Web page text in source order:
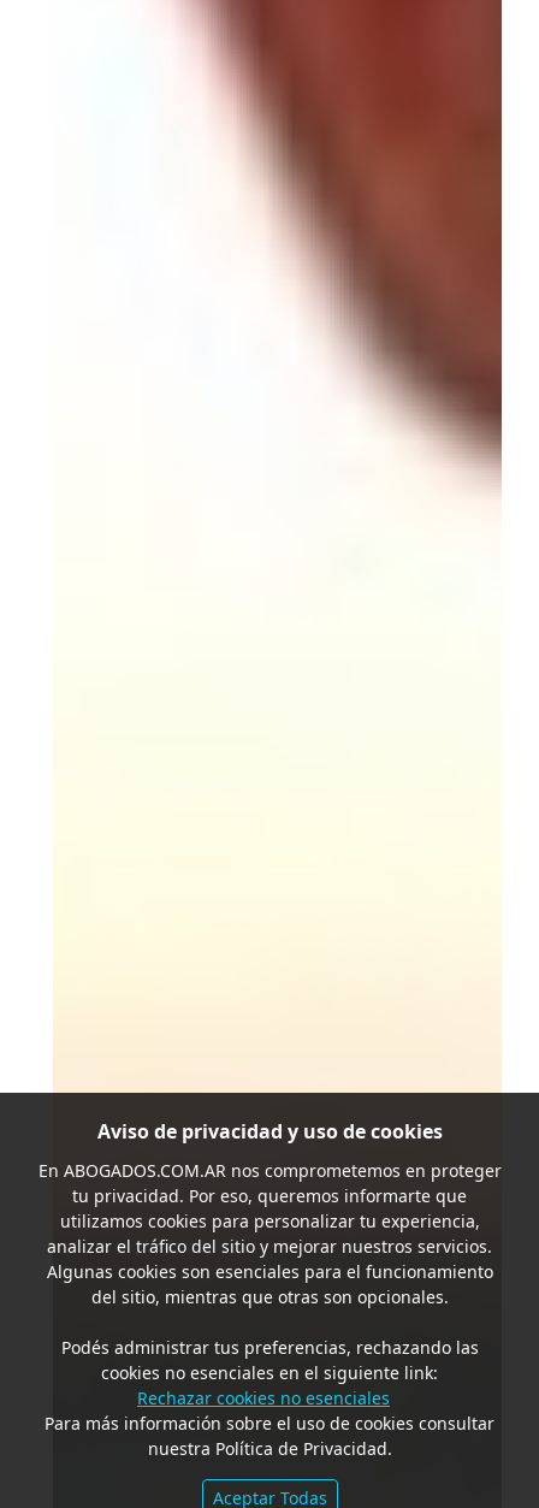
Aviso de privacidad y uso de cookies
En ABOGADOS.COM.ARnos comprometemos en proteger
tu privacidad. Por eso, queremos informarte que
utilizamos cookies para personalizar tu experiencia,
analizar el tráfico del sitio y mejorar nuestros servicios.
Algunas cookies son esenciales para el funcionamiento
del sitio, mientras que otras son opcionales.
Podés administrar tus preferencias, rechazando las
cookies no esenciales en el siguiente link:
Rechazar cookies no esenciales
Para más información sobre el uso de cookies consultar
nuestra Política de Privacidad.
Aceptar Todas